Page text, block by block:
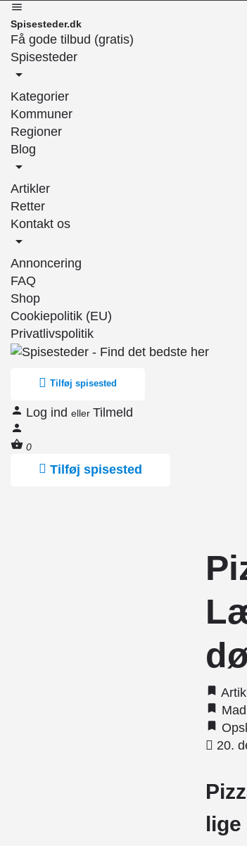
Spisesteder.dk
Få gode tilbud (gratis)
Spisesteder
Kategorier
Kommuner
Regioner
Blog
Artikler
Retter
Kontakt os
Annoncering
FAQ
Shop
Cookiepolitik (EU)
Privatlivspolitik
Tilføj spisested
Log ind eller Tilmeld
0
Tilføj spisested
Mad
20.
lige